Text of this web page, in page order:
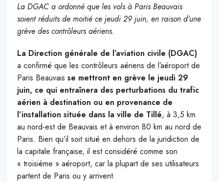
La DGAC a ordonné que les vols à Paris Beauvais
soient réduits de moitié ce jeudi 29 juin, en raison d’une
grève des contrôleurs aériens.
La Direction générale de l’aviation civile (DGAC)
a confirmé que les contrôleurs aériens de l’aéroport de
Paris Beauvais se mettront en grève le jeudi 29
juin, ce qui entraînera des perturbations du trafic
aérien à destination ou en provenance de
l’installation située dans la ville de Tillé, à 3,5 km
au nord-est de Beauvais et à environ 80 km au nord de
Paris. Bien qu’il soit situé en dehors de la juridiction de
la capitale française, il est considéré comme son
« troisième » aéroport, car la plupart de ses utilisateurs
partent de Paris ou y arrivent.